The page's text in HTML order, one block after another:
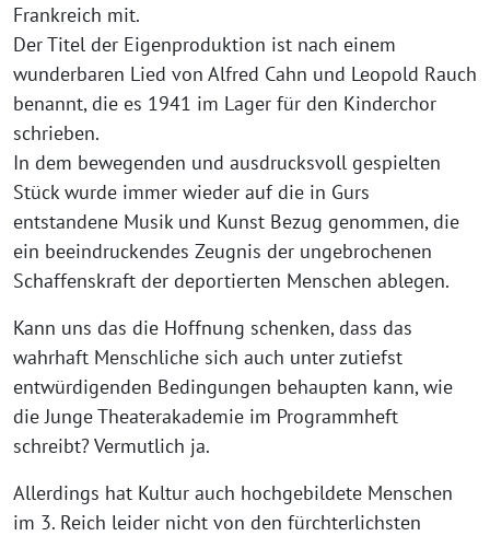
Frankreich mit.
Der Titel der Eigenproduktion ist nach einem
wunderbaren Lied von Alfred Cahn und Leopold Rauch
benannt, die es 1941 im Lager für den Kinderchor
schrieben.
In dem bewegenden und ausdrucksvoll gespielten
Stück wurde immer wieder auf die in Gurs
entstandene Musik und Kunst Bezug genommen, die
ein beeindruckendes Zeugnis der ungebrochenen
Schaffenskraft der deportierten Menschen ablegen.
Kann uns das die Hoffnung schenken, dass das
wahrhaft Menschliche sich auch unter zutiefst
entwürdigenden Bedingungen behaupten kann, wie
die Junge Theaterakademie im Programmheft
schreibt? Vermutlich ja.
Allerdings hat Kultur auch hochgebildete Menschen
im 3. Reich leider nicht von den fürchterlichsten